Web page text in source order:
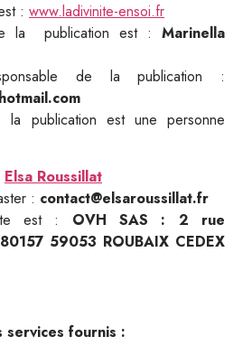
: www.ladivinite-ensoi.fr
la publication est : Marinella
de la publication :
la publication est une personne
Elsa Roussillat
: contact@elsaroussillat.fr
est : OVH
SAS : 2 rue
59053 ROUBAIX CEDEX
fournis :